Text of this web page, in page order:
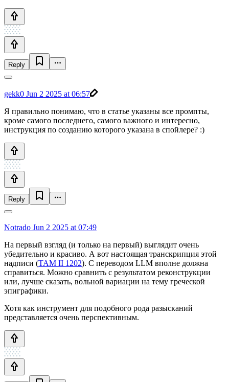
Reply
gekk0 Jun 2 2025 at 06:57
Я правильно понимаю, что в статье указаны все промпты,
кроме самого последнего, самого важного и интересно,
инструкция по созданию которого указана в спойлере? :)
Reply
Notrado Jun 2 2025 at 07:49
На первый взгляд (и только на первый) выглядит очень
убедительно и красиво. А вот настоящая транскрипция этой
надписи (TAM II 1202). С переводом LLM вполне должна
справиться. Можно сравнить с результатом реконструкции
или, лучше сказать, вольной вариации на тему греческой
эпиграфики.
Хотя как инструмент для подобного рода разысканий
представляется очень перспективным.